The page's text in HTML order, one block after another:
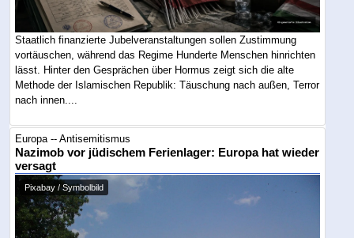
Staatlich finanzierte Jubelveranstaltungen sollen Zustimmung
vortäuschen, während das Regime Hunderte Menschen hinrichten
lässt. Hinter den Gesprächen über Hormus zeigt sich die alte
Methode der Islamischen Republik: Täuschung nach außen, Terror
nach innen....
Europa -- Antisemitismus
Nazimob vor jüdischem Ferienlager: Europa hat wieder
versagt
Pixabay / Symbolbild